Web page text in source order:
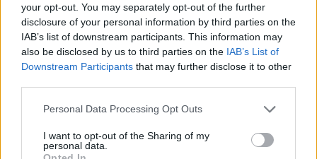
your opt-out. You may separately opt-out of the further
disclosure of your personal information by third parties on the
IAB’s list of downstream participants. This information may
also be disclosed by us to third parties on the IAB’s List of
Downstream Participants that may further disclose it to other
Please note that this website/app uses one or more Google
not limited to your visit or usage behaviour. You may click to
grant or deny consent to Google and its third-party tags to
Personal Data Processing Opt Outs
I want to opt-out of the Sharing of my
personal data.
Opozorilo:Po 297. členu Kazenskega zakonika je
rasističnimi, diskriminatornimi ali nezakonitimi vsebinami bodo